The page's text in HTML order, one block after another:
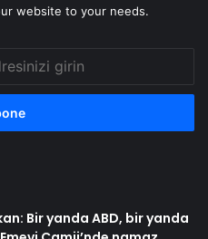
website to your needs.
Bir yanda ABD, bir yanda